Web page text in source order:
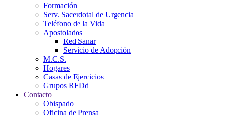
Formación
Serv. Sacerdotal de Urgencia
Teléfono de la Vida
Apostolados
Red Sanar
Servicio de Adopción
M.C.S.
Hogares
Casas de Ejercicios
Grupos REDd
Contacto
Obispado
Oficina de Prensa